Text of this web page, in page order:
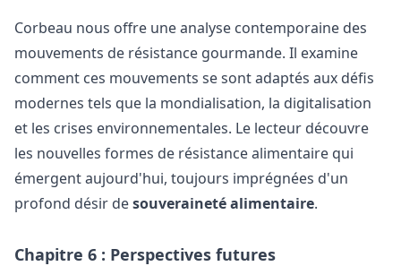
Corbeau nous offre une analyse contemporaine des
mouvements de résistance gourmande. Il examine
comment ces mouvements se sont adaptés aux défis
modernes tels que la mondialisation, la digitalisation
et les crises environnementales. Le lecteur découvre
les nouvelles formes de résistance alimentaire qui
émergent aujourd'hui, toujours imprégnées d'un
profond désir desouveraineté alimentaire.
Chapitre 6 : Perspectives futures